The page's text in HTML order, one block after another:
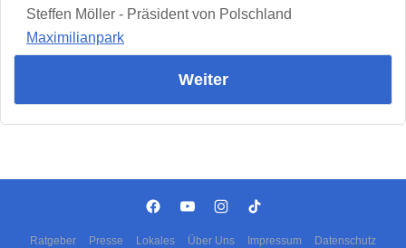
Steffen Möller - Präsident von Polschland
Maximilianpark
Weiter
Ratgeber Presse Lokales Über Uns Impressum Datenschutz